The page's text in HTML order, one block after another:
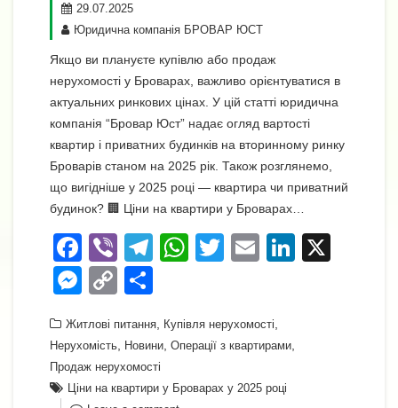
29.07.2025
Юридична компанія БРОВАР ЮСТ
Якщо ви плануєте купівлю або продаж
нерухомості у Броварах, важливо орієнтуватися в
актуальних ринкових цінах. У цій статті юридична
компанія “Бровар Юст” надає огляд вартості
квартир і приватних будинків на вторинному ринку
Броварів станом на 2025 рік. Також розглянемо,
що вигідніше у 2025 році — квартира чи приватний
будинок? 🏢 Ціни на квартири у Броварах…
F
a
c
e
b
o
Vi
b
er
T
gr
a
m
W
s
A
p
T
er
E
Li
M
ss
e
n
C
p
y
Li
ді
л
и
Житлові питання Купівля нерухомості
Нерухомість Новини Операції з квартирами
Продаж нерухомості
Ціни на квартири у Броварах у 2025 році